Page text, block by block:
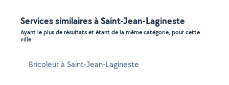
Services similaires à Saint-Jean-Lagineste
Ayant le plus de résultats et étant de la même catégorie, pour cette
ville
Bricoleur à Saint-Jean-Lagineste